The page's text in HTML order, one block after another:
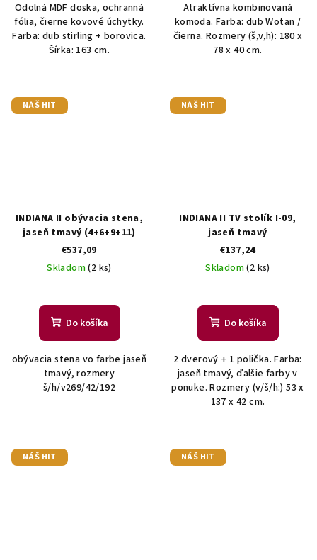
Odolná MDF doska, ochranná
fólia, čierne kovové úchytky.
Farba: dub stirling + borovica.
Šírka: 163 cm.
Atraktívna kombinovaná
komoda. Farba: dub Wotan /
čierna. Rozmery (š,v,h): 180 x
78 x 40 cm.
NÁŠ HIT
INDIANA II obývacia stena,
jaseň tmavý (4+6+9+11)
€537,09
Skladom(2 ks)
Do košíka
obývacia stena vo farbe jaseň
tmavý, rozmery
š/h/v269/42/192
NÁŠ HIT
INDIANA II TV stolík I-09,
jaseň tmavý
€137,24
Skladom(2 ks)
Do košíka
2 dverový + 1 polička. Farba:
jaseň tmavý, ďalšie farby v
ponuke. Rozmery (v/š/h:) 53 x
137 x 42 cm.
NÁŠ HIT NÁŠ HIT